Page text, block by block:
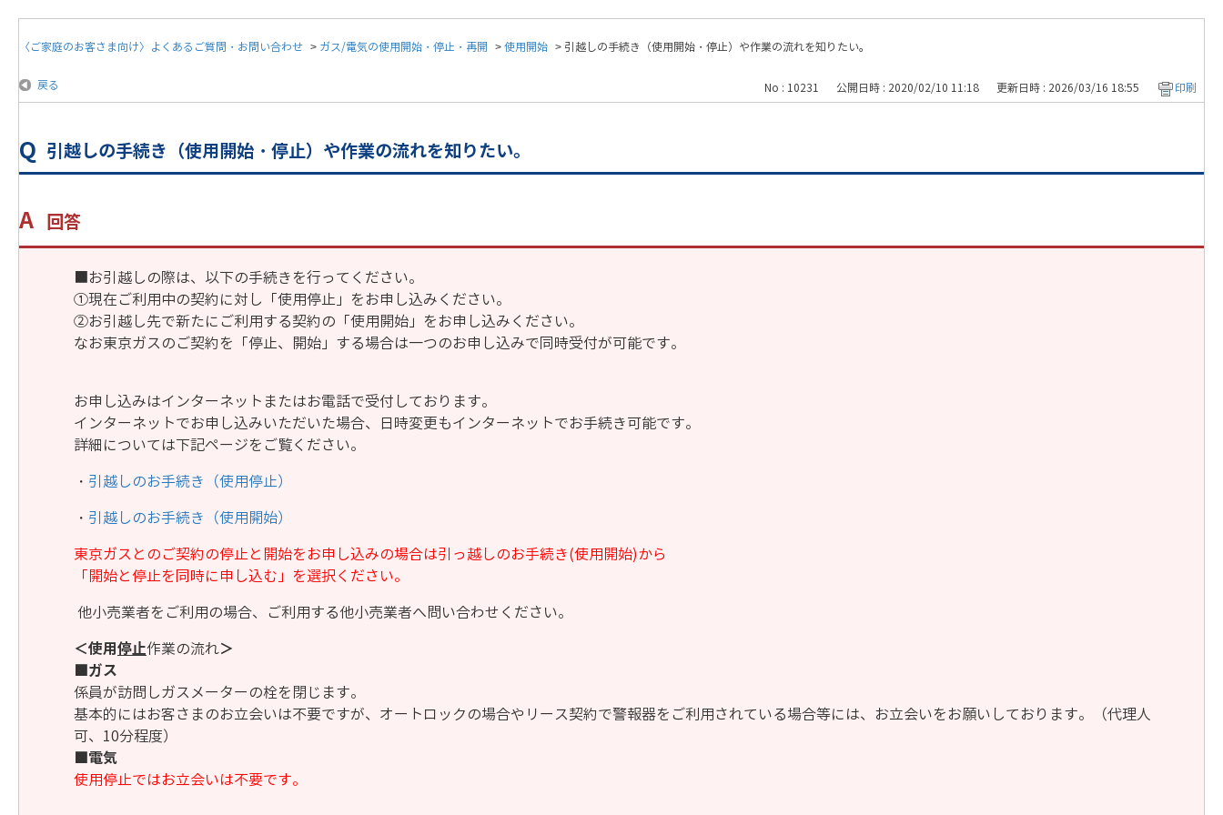
〈ご家庭のお客さま向け〉よくあるご質問・お問い合わせ > ガス/電気の使用開始・停止・再開 >使用開始 > 引越しの手続き（使用開始・停止）や作業の流れを知りたい。
戻る No : 10231 公開日時 : 2020/02/10 11:18 更新日時 : 2026/03/16 18:55 印刷
引越しの手続き（使用開始・停止）や作業の流れを知りたい。
回答
■お引越しの際は、以下の手続きを行ってください。
①現在ご利用中の契約に対し「使用停止」をお申し込みください。
②お引越し先で新たにご利用する契約の「使用開始」をお申し込みください。
なお東京ガスのご契約を「停止、開始」する場合は一つのお申し込みで同時受付が可能です。
お申し込みはインターネットまたはお電話で受付しております。
インターネットでお申し込みいただいた場合、日時変更もインターネットでお手続き可能です。
詳細については下記ページをご覧ください。
・ 引越しのお手続き（使用停止）
・ 引越しのお手続き（使用開始）
東京ガスとのご契約の停止と開始をお申し込みの場合は引っ越しのお手続き(使用開始)から
「開始と停止を同時に申し込む」を選択ください。
他小売業者をご利用の場合、ご利用する他小売業者へ問い合わせください。
＜使用停止作業の流れ＞
■ガス
係員が訪問しガスメーターの栓を閉じます。
基本的にはお客さまのお立会いは不要ですが、オートロックの場合やリース契約で警報器をご利用されている場合等には、お立会いをお願いしております。（代理人
可、10分程度）
■電気
使用停止ではお立会いは不要です。